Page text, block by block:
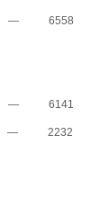
— 6558
— 6141
— 2232